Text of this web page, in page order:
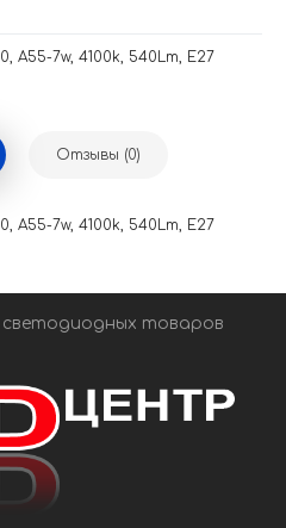
7w, 4100k, 540Lm, E27
Отзывы (0)
7w, 4100k, 540Lm, E27
товаров